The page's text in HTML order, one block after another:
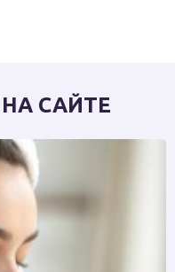
САЙТЕ